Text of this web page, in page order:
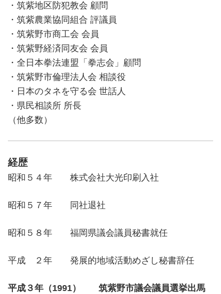
・筑紫地区防犯教会 顧問
・筑紫農業協同組合 評議員
・筑紫野市商工会 会員
・筑紫野経済同友会 会員
・全日本拳法連盟「拳志会」顧問
・筑紫野市倫理法人会 相談役
・日本のタネを守る会 世話人
・県民相談所 所長
（他多数）
経歴
昭和５４年 株式会社大光印刷入社
昭和５７年 同社退社
昭和５８年 福岡県議会議員秘書就任
平成 ２年 発展的地域活動めざし秘書辞任
平成３年（1991） 筑紫野市議会議員選挙出馬